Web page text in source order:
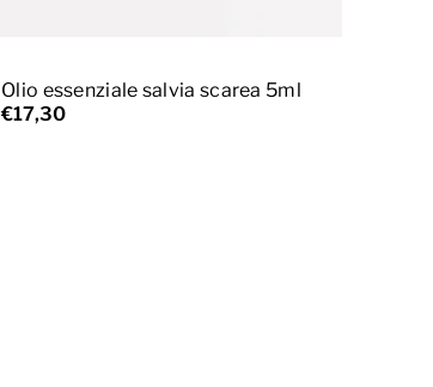
Olio essenziale salvia scarea 5ml
€17,30